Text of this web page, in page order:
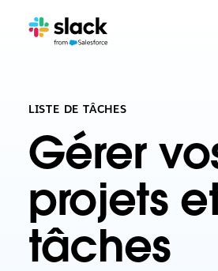
LISTE DE TÂCHES
Gérer
projets
tâches